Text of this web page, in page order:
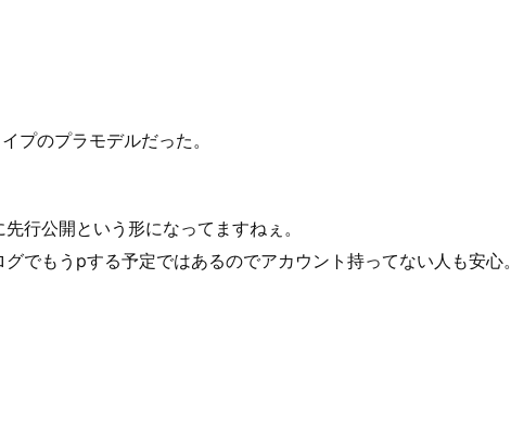
プのプラモデルだった。
行公開という形になってますねぇ。
でもうpする予定ではあるのでアカウント持ってない人も安心。